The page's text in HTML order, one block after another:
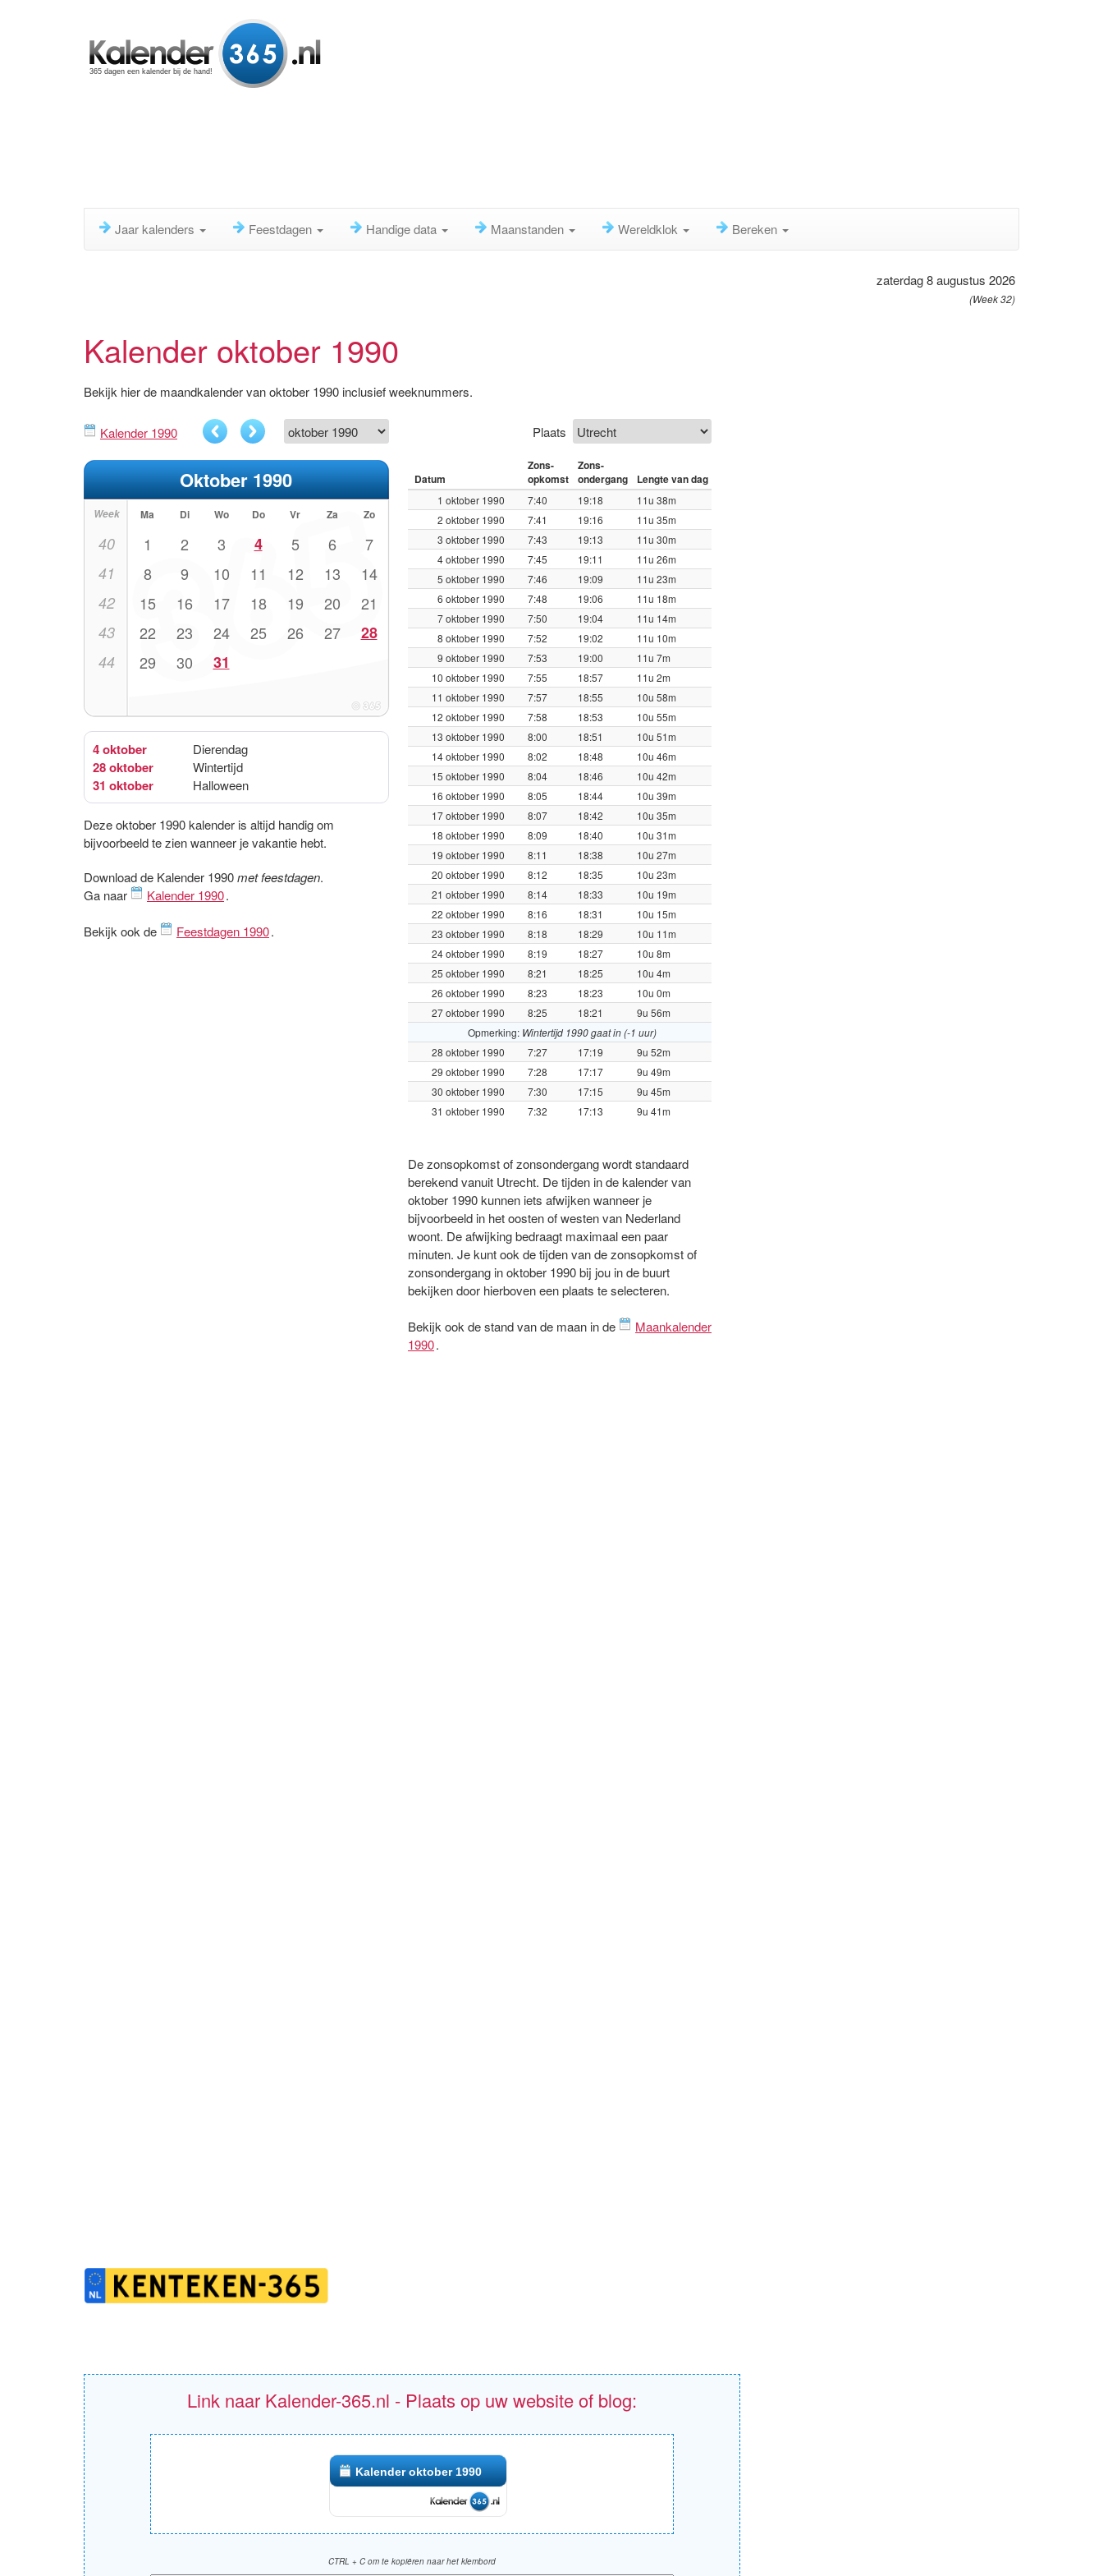
365 dagen een kalender bij de hand!
Jaar kalenders Feestdagen Handige data Maanstanden Wereldklok Bereken
zaterdag 8 augustus 2026
(Week 32)
Kalender oktober 1990
Bekijk hier de maandkalender van oktober 1990 inclusief weeknummers.
Kalender 1990
Oktober 1990
Week Ma Di Wo Do Vr Za Zo
40 1 2 3 4 5 6 7
41 8 9 10 11 12 13 14
42 15 16 17 18 19 20 21
43 22 23 24 25 26 27 28
44 29 30 31
4 oktober Dierendag
28 oktober Wintertijd
31 oktober Halloween
Deze oktober 1990 kalender is altijd handig om
bijvoorbeeld te zien wanneer je vakantie hebt.
Download de Kalender 1990met feestdagen.
Ga naar
Kalender 1990.
Bekijk ook de Feestdagen 1990.
Plaats
Datum
Zons-
opkomst
Zons-
ondergang
Lengte van dag
1 oktober 1990 7:40 19:18
11u 38m
2 oktober 1990
7:41 19:16
11u 35m
3 oktober 1990
7:43 19:13
11u 30m
4 oktober 1990
7:45 19:11
11u 26m
5 oktober 1990
7:46 19:09
11u 23m
6 oktober 1990
7:48 19:06
11u 18m
7 oktober 1990
7:50 19:04
11u 14m
8 oktober 1990
7:52 19:02
11u 10m
9 oktober 1990
7:53 19:00
11u 7m
10 oktober 1990
7:55 18:57
11u 2m
11 oktober 1990
7:57 18:55
10u 58m
12 oktober 1990
7:58 18:53
10u 55m
13 oktober 1990
8:00 18:51
10u 51m
14 oktober 1990
8:02 18:48
10u 46m
15 oktober 1990
8:04 18:46
10u 42m
16 oktober 1990
8:05 18:44
10u 39m
17 oktober 1990
8:07 18:42
10u 35m
18 oktober 1990
8:09 18:40
10u 31m
19 oktober 1990
8:11 18:38
10u 27m
20 oktober 1990
8:12 18:35
10u 23m
21 oktober 1990
8:14 18:33
10u 19m
22 oktober 1990
8:16 18:31
10u 15m
23 oktober 1990
8:18 18:29
10u 11m
24 oktober 1990
8:19 18:27
10u 8m
25 oktober 1990
8:21 18:25
10u 4m
26 oktober 1990
8:23 18:23
10u 0m
27 oktober 1990
8:25 18:21
9u 56m
Opmerking: Wintertijd 1990 gaat in (-1 uur)
28 oktober 1990
7:27 17:19
9u 52m
29 oktober 1990
7:28 17:17
9u 49m
30 oktober 1990
7:30 17:15
9u 45m
31 oktober 1990
7:32 17:13 9u 41m
De zonsopkomst of zonsondergang wordt standaard
berekend vanuit Utrecht. De tijden in de kalender van
oktober 1990 kunnen iets afwijken wanneer je
bijvoorbeeld in het oosten of westen van Nederland
woont. De afwijking bedraagt maximaal een paar
minuten. Je kunt ook de tijden van de zonsopkomst of
zonsondergang in oktober 1990 bij jou in de buurt
bekijken door hierboven een plaats te selecteren.
Bekijk ook de stand van de maan in de
Maankalender
1990.
Link naar Kalender-365.nl - Plaats op uw website of blog:
Kalender oktober 1990
CTRL + C om te kopiëren naar het klembord